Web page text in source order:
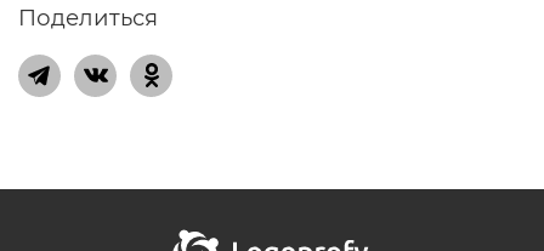
Поделиться